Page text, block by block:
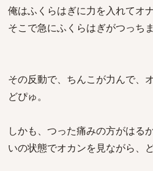
俺はふくらはぎに力を入れてオ
そこで急にふくらはぎがつっちま
その反動で、ちんこが力んで、
どぴゅ。
しかも、つった痛みの方がはる
いの状態でオカンを見ながら、